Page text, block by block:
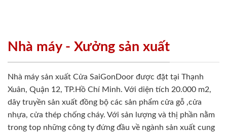
Nhà máy - Xưởng sản xuất
Nhà máy sản xuất Cửa SaiGonDoor được đặt tại Thạnh
Xuân, Quận 12, TP.Hồ Chí Minh. Với diện tích 20.000 m2,
dây truyền sản xuất đồng bộ các sản phẩm cửa gỗ ,cửa
nhựa, cửa thép chống cháy. Với sản lượng và thị phần nằm
trong top những công ty đứng đầu về ngành sản xuất cung